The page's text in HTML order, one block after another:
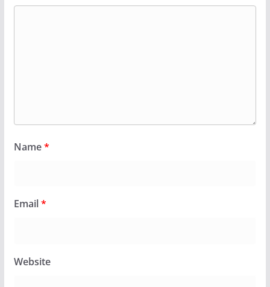
Name*
Email*
Website